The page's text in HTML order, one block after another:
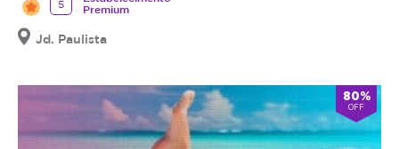
5
Premium
Jd. Paulista
80%
OFF